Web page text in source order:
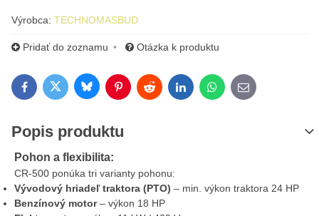
Výrobca: TECHNOMASBUD
Pridať do zoznamu Otázka k produktu
FacebookTwitterBlueskyPinterestRedditLinkedInWhatsApp
E-mail
Popis produktu
Pohon a flexibilita:
CR-500 ponúka tri varianty pohonu:
Vývodový hriadeľ traktora (PTO) – min. výkon traktora 24 HP
Benzínový motor– výkon 18 HP